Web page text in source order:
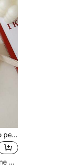
1 pezzo Borsa stile coreano per assorbenti igienici mini con ciliegie, borsetta morbida da donna per cosmetici, viaggio, rossetto, articoli da toeletta, prodotti per la cura della pelle, borsetta da viaggio, cubi per imballaggio, articoli essenziali da viaggio, articoli essenziali per la crociera, articoli essenziali per il dormitorio, regali per damigelle, regali per la mamma, regali di compleanno, regali per amici e insegnanti, decorazione per la casa, organizer per olio per le labbra, bagno, camera da letto, soggiorno
Alto livello di fidelizzazione dei clienti